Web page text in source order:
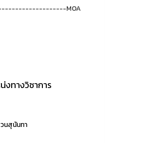
MOA
ทางวิชาการ
นสุนันทา